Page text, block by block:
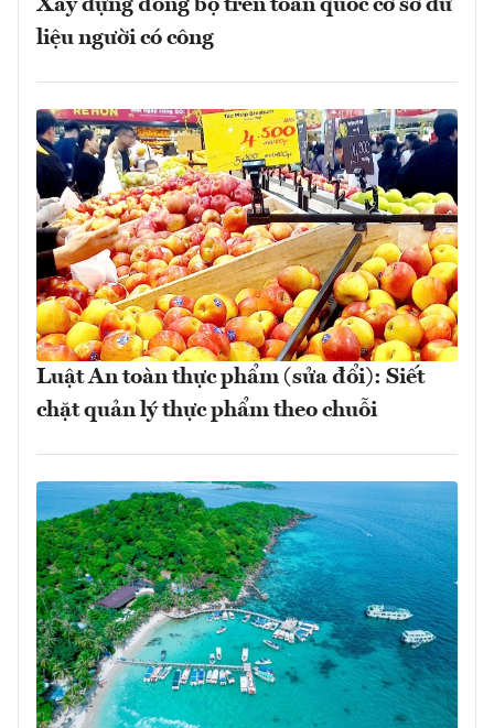
Xây dựng đồng bộ trên toàn quốc cơ sở dữ
liệu người có công
Luật An toàn thực phẩm (sửa đổi): Siết
chặt quản lý thực phẩm theo chuỗi